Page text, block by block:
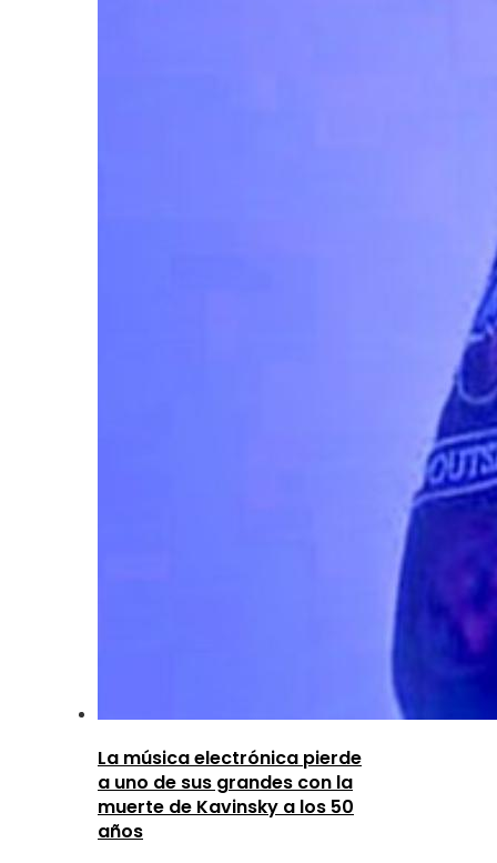
La música electrónica pierde
a uno de sus grandes con la
muerte de Kavinsky a los 50
años